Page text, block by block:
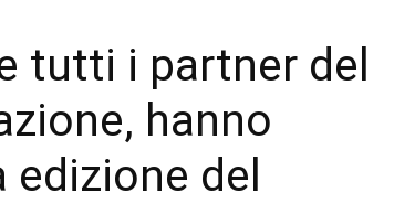
tutti i partner del
hanno
del